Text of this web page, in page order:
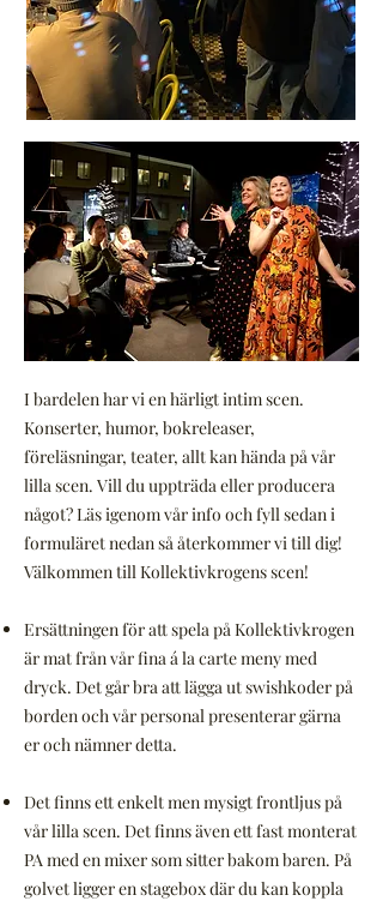
I bardelen har vi en härligt intim scen.
Konserter, humor, bokreleaser,
föreläsningar, teater, allt kan hända på vår
lilla scen. Vill du uppträda eller producera
något? Läs igenom vår info och fyll sedan i
formuläret nedan så återkommer vi till dig!
Välkommen till Kollektivkrogens scen!
Ersättningen för att spela på Kollektivkrogen
är mat från vår fina á la carte meny med
dryck. Det går bra att lägga ut swishkoder på
borden och vår personal presenterar gärna
er och nämner detta.
Det finns ett enkelt men mysigt frontljus på
vår lilla scen. Det finns även ett fast monterat
PA med en mixer som sitter bakom baren. På
golvet ligger en stagebox där du kan koppla